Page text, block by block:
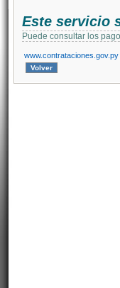
Este servicio
Puede consultar los
www.contrataciones.gov.py